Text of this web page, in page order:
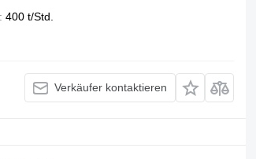
400 t/Std.
Verkäufer kontaktieren